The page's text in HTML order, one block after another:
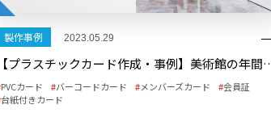
製作事例 2023.05.29
【プラスチックカード作成・事例
PVCカード バーコードカード メンバーズカード
会員証
台紙付きカード